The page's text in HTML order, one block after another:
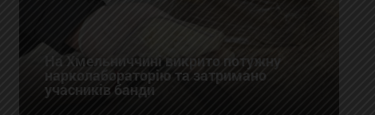
На Хмельниччині викрито потужну
нарколабораторію та затримано
учасників банди